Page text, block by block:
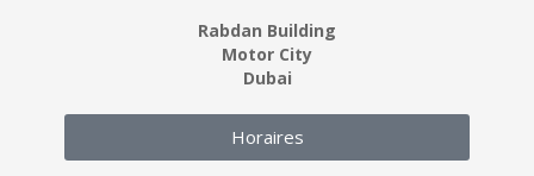
Rabdan Building
Motor City
Dubai
Horaires